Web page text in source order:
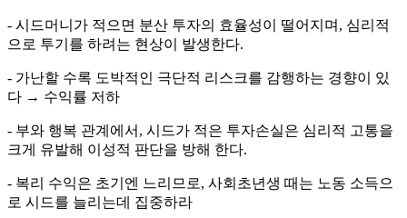
- 시드머니가 적으면 분산 투자의 효율성이 떨어지며, 심리적
으로 투기를 하려는 현상이 발생한다.
- 가난할 수록 도박적인 극단적 리스크를 감행하는 경향이 있
다 → 수익률 저하
- 부와 행복 관계에서, 시드가 적은 투자손실은 심리적 고통을
크게 유발해 이성적 판단을 방해 한다.
- 복리 수익은 초기엔 느리므로, 사회초년생 때는 노동 소득으
로 시드를 늘리는데 집중하라